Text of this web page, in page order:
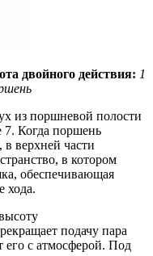
двойного действия: 1
из поршневой полости
7. Когда поршень
в верхней части
в котором
обеспечивающая
хода.
подачу пара
его с атмосферой. Под